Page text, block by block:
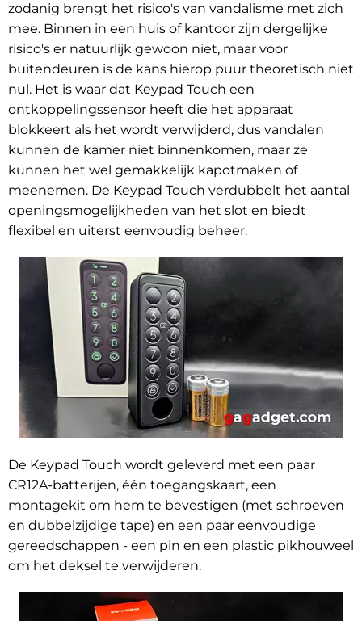
zodanig brengt het risico's van vandalisme met zich
mee. Binnen in een huis of kantoor zijn dergelijke
risico's er natuurlijk gewoon niet, maar voor
buitendeuren is de kans hierop puur theoretisch niet
nul. Het is waar dat Keypad Touch een
ontkoppelingssensor heeft die het apparaat
blokkeert als het wordt verwijderd, dus vandalen
kunnen de kamer niet binnenkomen, maar ze
kunnen het wel gemakkelijk kapotmaken of
meenemen. De Keypad Touch verdubbelt het aantal
openingsmogelijkheden van het slot en biedt
flexibel en uiterst eenvoudig beheer.
De Keypad Touch wordt geleverd met een paar
CR12A-batterijen, één toegangskaart, een
montagekit om hem te bevestigen (met schroeven
en dubbelzijdige tape) en een paar eenvoudige
gereedschappen - een pin en een plastic pikhouweel
om het deksel te verwijderen.